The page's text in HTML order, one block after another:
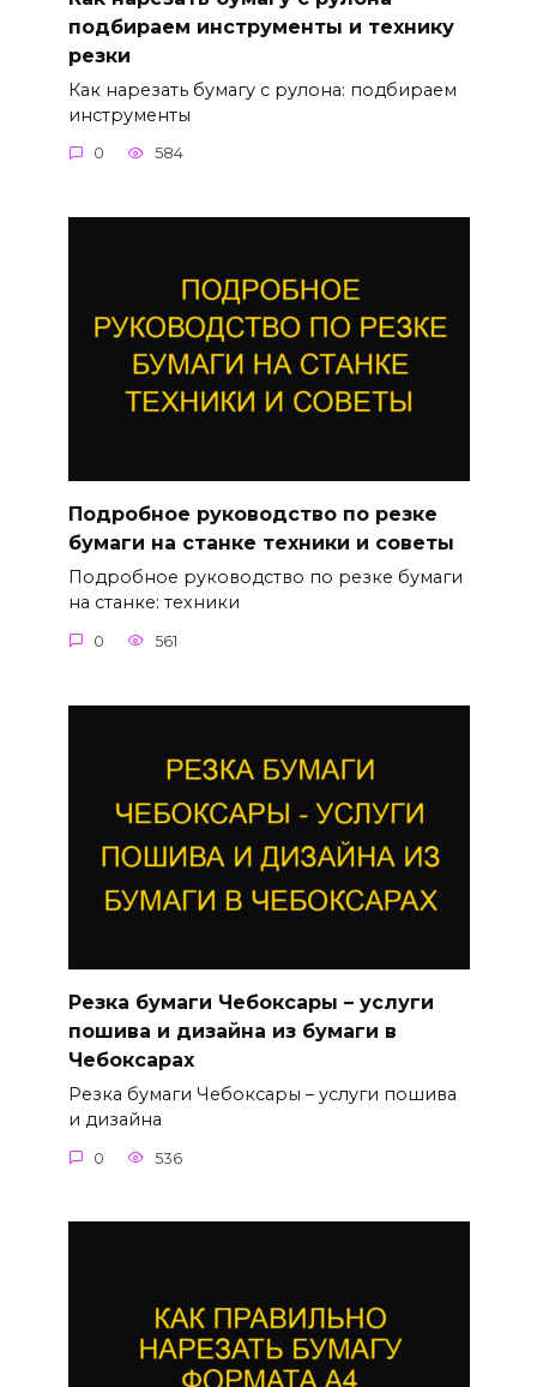
подбираем инструменты и технику
резки
Как нарезать бумагу с рулона: подбираем
инструменты
0 584
Подробное руководство по резке
бумаги на станке техники и советы
Подробное руководство по резке бумаги
на станке: техники
0 561
Резка бумаги Чебоксары – услуги
пошива и дизайна из бумаги в
Чебоксарах
Резка бумаги Чебоксары – услуги пошива
и дизайна
0 536